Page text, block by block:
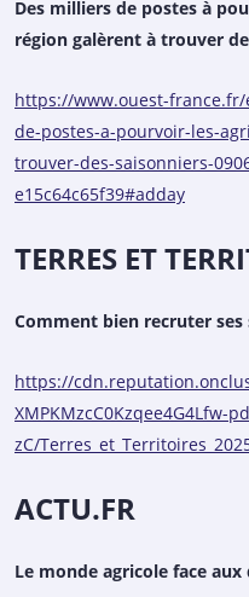
Des milliers de postes à
région galèrent à trouver
https://www.ouest-
de-postes-a-pourvoir-les-
trouver-des-saisonniers-
e15c64c65f39#adday
TERRES ET
Comment bien recruter ses
https://
XMPKMzcC0Kzqee4G4Lfw-
zC/
ACTU.FR
Le monde agricole face